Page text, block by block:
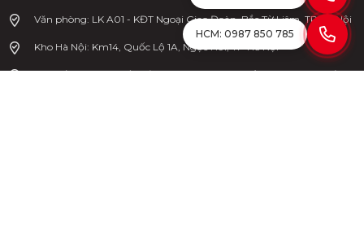
Văn phòng: LK A01 - KĐT Ngoại Giao Đoàn, Bắc Từ Liêm, TP Hà Nội
Kho Hà Nội: Km14, Quốc Lộ 1A, Ngọc Hồi, TP Hà Nội
Kho Hồ Chí Minh: Số 20/24D Đường Bình Chiểu, Tam Bình, Thủ
HCM: 0987 850 785